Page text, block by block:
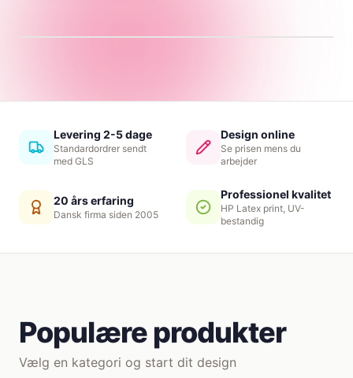
Levering 2-5 dage
Standardordrer sendt
med GLS
Design online
Se prisen mens du
arbejder
20 års erfaring
Dansk firma siden 2005
Professionel kvalitet
HP Latex print, UV-
bestandig
Populære produkter
Vælg en kategori og start dit design